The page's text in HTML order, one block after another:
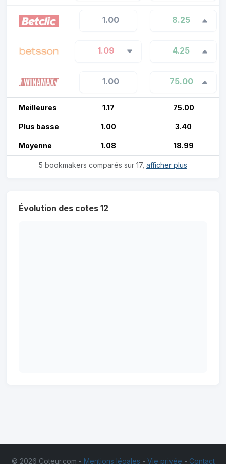
1.00 8.25
1.09 4.25
1.00 75.00
Meilleures 1.17 75.00
Plus basse 1.00 3.40
Moyenne 1.08 18.99
5 bookmakers comparés sur 17, afficher plus
Évolution des cotes 12
© 2026 Coteur.com - Mentions légales - Vie privée - Contact